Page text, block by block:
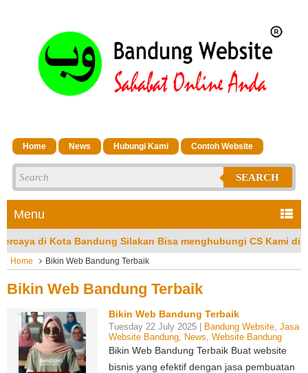
Home News Hubungi Kami Contoh Website
SEARCH
Menu
Silakan Bisa menghubungi CS Kami di No Hp/Wa:
Home Bikin Web Bandung Terbaik
Bikin Web Bandung Terbaik
Bikin Web Bandung Terbaik
Tuesday 22 July 2025 | Bandung Website, Jasa
Website Bandung, News, Website Bandung
Bikin Web Bandung Terbaik Buat website
bisnis yang efektif dengan jasa pembuatan